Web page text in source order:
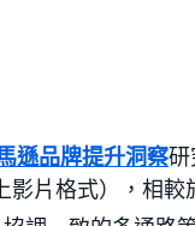
遜品牌提升洞察研
影片格式），相